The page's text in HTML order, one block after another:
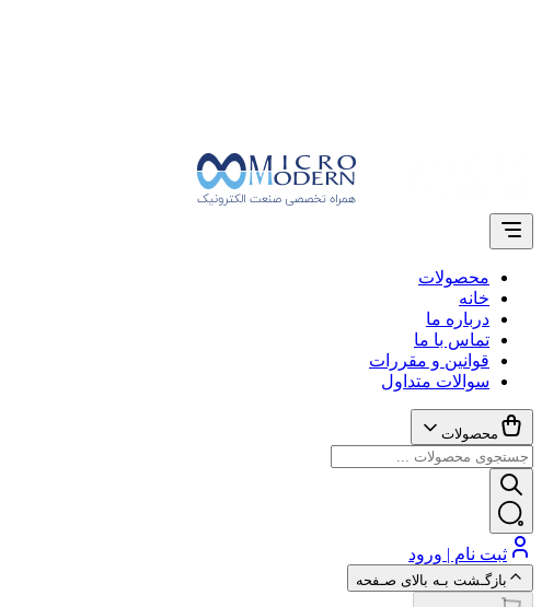
محصولات
خانه
درباره ما
تماس با ما
قوانین و مقررات
سوالات متداول
محصولات
ثبت نام | ورود
بازگـشت بـه بالای صـفحه